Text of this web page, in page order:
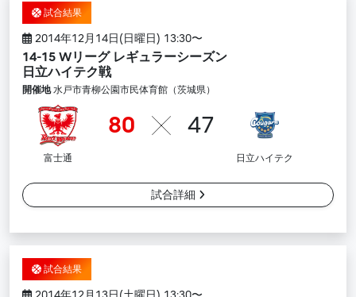
試合結果
2014年12月14日(日曜日) 13:30〜
14-15 Wリーグ レギュラーシーズン
日立ハイテク戦
開催地水戸市青柳公園市民体育館（茨城県）
80 47
富士通 日立ハイテク
試合詳細
試合結果